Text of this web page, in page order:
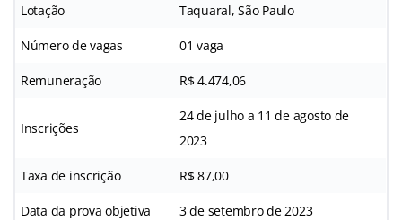
Lotação Taquaral, São Paulo
Número de vagas 01 vaga
Remuneração R$ 4.474,06
Inscrições
24 de julho a 11 de agosto de
2023
Taxa de inscrição R$ 87,00
Data da prova objetiva 3 de setembro de 2023